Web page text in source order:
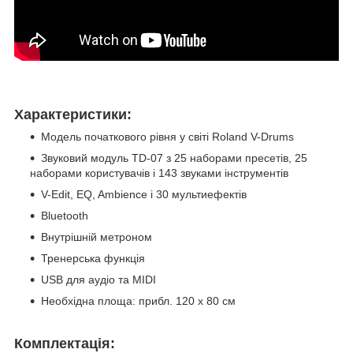
Характеристики:
Модель початкового рівня у світі Roland V-Drums
Звуковий модуль TD-07 з 25 наборами пресетів, 25
наборами користувачів і 143 звуками інструментів
V-Edit, EQ, Ambience і 30 мультиефектів
Bluetooth
Внутрішній метроном
Тренерська функція
USB для аудіо та MIDI
Необхідна площа: прибл. 120 х 80 см
Комплектація: